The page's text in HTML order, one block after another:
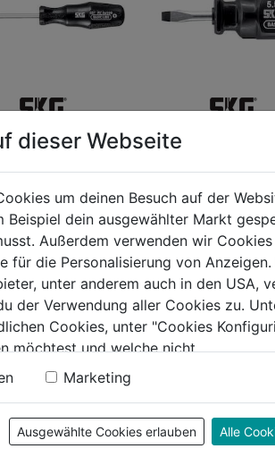
0.0 (0)
Faust-
0.0 (0)
0.0
von
5
Sternen.
4,39€
dieser Webseite
um deinen Besuch auf der
dein ausgewählter Markt
Außerdem verwenden wir
für die Personalisierung von
unter anderem auch in den USA,
der Verwendung aller Cookies zu.
Cookies, unter "Cookies
möchtest und welche nicht.
Marketing
Ausgewählte Cookies erlauben Alle